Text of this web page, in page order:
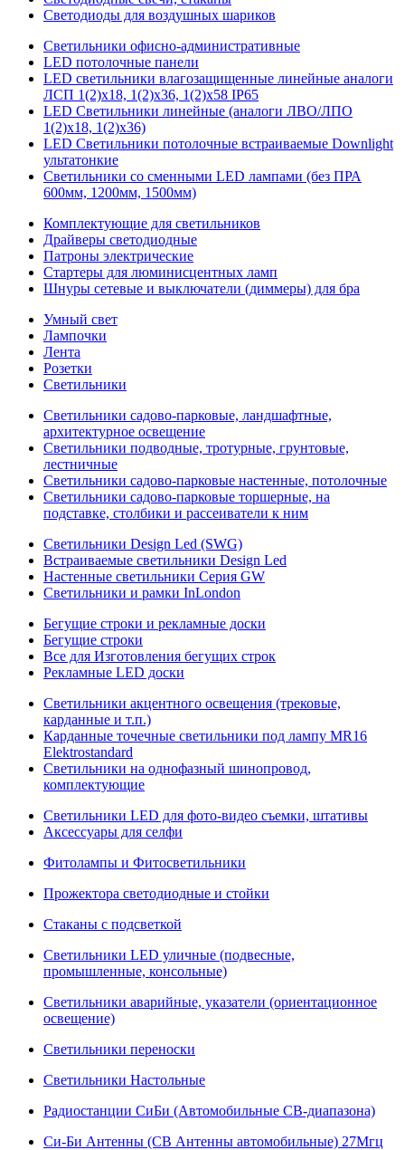
Светодиоды для воздушных шариков
Светильники офисно-административные
LED потолочные панели
LED светильники влагозащищенные линейные аналоги
ЛСП 1(2)х18, 1(2)х36, 1(2)х58 IP65
LED Светильники линейные (аналоги ЛВО/ЛПО
1(2)х18, 1(2)х36)
LED Светильники потолочные встраиваемые Downlight
ультатонкие
Светильники со сменными LED лампами (без ПРА
600мм, 1200мм, 1500мм)
Комплектующие для светильников
Драйверы светодиодные
Патроны электрические
Стартеры для люминисцентных ламп
Шнуры сетевые и выключатели (диммеры) для бра
Умный свет
Лампочки
Лента
Розетки
Светильники
Светильники садово-парковые, ландшафтные,
архитектурное освещение
Светильники подводные, тротурные, грунтовые,
лестничные
Светильники садово-парковые настенные, потолочные
Светильники садово-парковые торшерные, на
подставке, столбики и рассеиватели к ним
Светильники Design Led (SWG)
Встраиваемые светильники Design Led
Настенные светильники Серия GW
Светильники и рамки InLondon
Бегущие строки и рекламные доски
Бегущие строки
Все для Изготовления бегущих строк
Рекламные LED доски
Светильники акцентного освещения (трековые,
карданные и т.п.)
Карданные точечные светильники под лампу MR16
Elektrostandard
Светильники на однофазный шинопровод,
комплектующие
Светильники LED для фото-видео съемки, штативы
Аксессуары для селфи
Фитолампы и Фитосветильники
Прожектора светодиодные и стойки
Стаканы с подсветкой
Светильники LED уличные (подвесные,
промышленные, консольные)
Светильники аварийные, указатели (ориентационное
освещение)
Светильники переноски
Светильники Настольные
Радиостанции СиБи (Автомобильные СВ-диапазона)
Си-Би Антенны (СВ Антенны автомобильные) 27Мгц